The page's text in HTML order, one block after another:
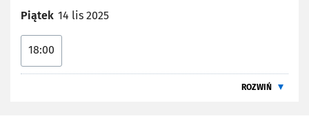
Przyjdź, usiądź wygodnie, pozwól sobie na chwilę refleksji
i pozwól, by historia bohaterów stała się także Twoją.
Serdecznie zapraszamy!
Bilety 15 zł. Link do biletów:
Piątek 14 lis 2025
18:00
ROZWIŃ